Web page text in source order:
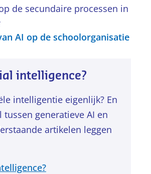
de secundaire processen in
AI op de schoolorganisatie
intelligence?
intelligentie eigenlijk? En
generatieve AI en
artikelen leggen